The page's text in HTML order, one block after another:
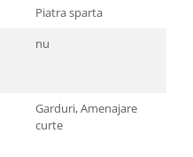
Piatra sparta
nu
Garduri, Amenajare
curte